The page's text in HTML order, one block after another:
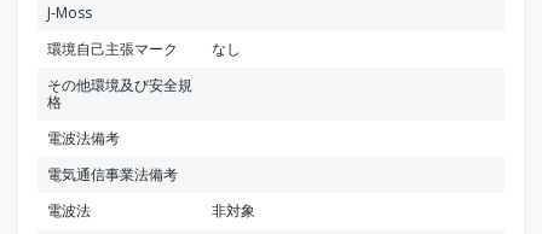
J-Moss
環境自己主張マーク
なし
その他環境及び安全規
格
電波法備考
電気通信事業法備考
電波法
非対象